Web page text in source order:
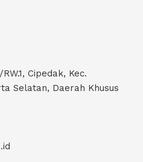
Cipedak, Kec.
Selatan, Daerah Khusus